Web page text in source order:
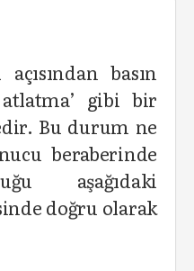
basın
atlatma’ gibi bir
Bu durum ne
beraberinde
aşağıdaki
doğru olarak